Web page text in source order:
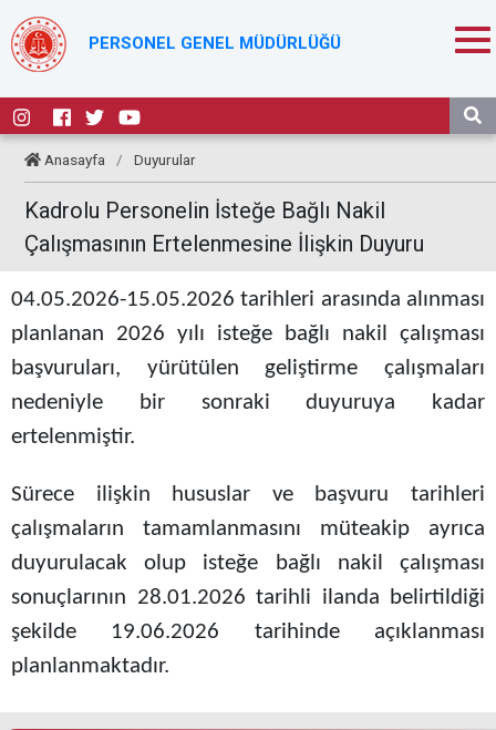
PERSONEL GENEL MÜDÜRLÜĞÜ
Anasayfa / Duyurular
Kadrolu Personelin İsteğe Bağlı Nakil
Çalışmasının Ertelenmesine İlişkin Duyuru
04.05.2026-15.05.2026 tarihleri arasında alınması
planlanan 2026 yılı isteğe bağlı nakil çalışması
başvuruları, yürütülen geliştirme çalışmaları
nedeniyle bir sonraki duyuruya kadar
ertelenmiştir.
Sürece ilişkin hususlar ve başvuru tarihleri
çalışmaların tamamlanmasını müteakip ayrıca
duyurulacak olup isteğe bağlı nakil çalışması
sonuçlarının 28.01.2026 tarihli ilanda belirtildiği
şekilde 19.06.2026 tarihinde açıklanması
planlanmaktadır.